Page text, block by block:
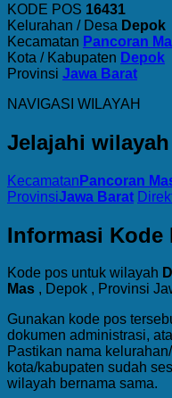
KODE POS 16431
Kelurahan / Desa Depok
Kecamatan Pancoran
Kota / Kabupaten Depok
Provinsi Jawa Barat
NAVIGASI WILAYAH
Jelajahi
Kecamatan Pancoran
ProvinsiJawa Barat
Informasi Kode
Kode pos untuk wilayah
Mas , Depok , Provinsi
Gunakan kode pos
dokumen administrasi,
Pastikan nama
kota/kabupaten sudah
wilayah bernama sama.